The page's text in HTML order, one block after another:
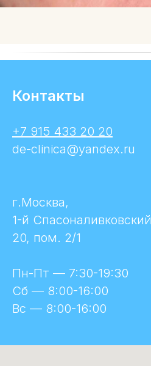
Контакты
+7 915 433 20 20
de-clinica@yandex.ru
г.Москва,
1-й
20, пом. 2/1
Пн-Пт — 7:30-19:30
Сб — 8:00-16:00
Вс — 8:00-16:00